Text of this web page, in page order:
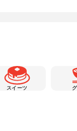
スイーツ